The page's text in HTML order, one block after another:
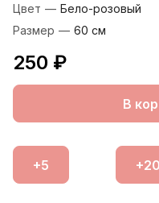
Цвет — Бело-розовый
Размер — 60 см
250 ₽
В